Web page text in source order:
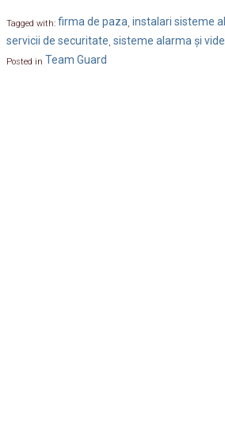
Tagged with: firma de paza instalari sisteme
servicii de securitate sisteme alarma și
Posted in Team Guard